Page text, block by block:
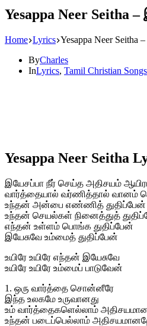
Yesappa Neer Seitha
Home Lyrics Yesappa Neer
ByCharles
InLyrics, Tamil Christian Songs
Yesappa Neer Seitha
இயேசப்பா நீர் செய்த அதிசயம்
வார்த்தையால் வர்ணித்தால் வானம்
உந்தன் அன்பை எண்ணித் துதிப்பேன்
உந்தன் செயல்கள் நினைத்துத்
எந்தன் உள்ளம் பொங்க துதிப்பேன்
இயேசுவே உம்மைத் துதிப்பேன்
உயிரே உயிரே எந்தன் இயேசுவே
உயிரே உயிரே உம்மைப் பாடுவேன்
1. ஒரு வார்த்தை சொன்னீரே
இந்த உலகமே உருவானது
உம் வார்த்தைகளெல்லாம்
உந்தன் படைப்பெல்லாம்